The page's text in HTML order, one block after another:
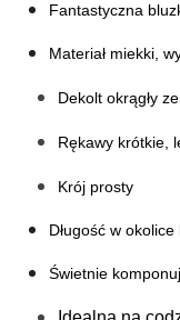
Fantastyczna
Materiał miekki,
Dekolt okrągły
Rękawy krótkie,
Krój prosty
Długość w
Świetnie